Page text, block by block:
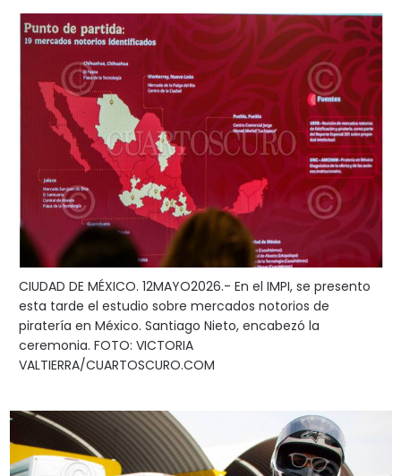
CIUDAD DE MÉXICO. 12MAYO2026.- En el IMPI, se presento
esta tarde el estudio sobre mercados notorios de
piratería en México. Santiago Nieto, encabezó la
ceremonia. FOTO: VICTORIA
VALTIERRA/CUARTOSCURO.COM